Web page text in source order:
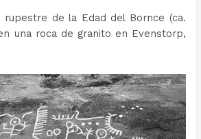
rupestre de la Edad del Bornce (ca.
una roca de granito en Evenstorp,